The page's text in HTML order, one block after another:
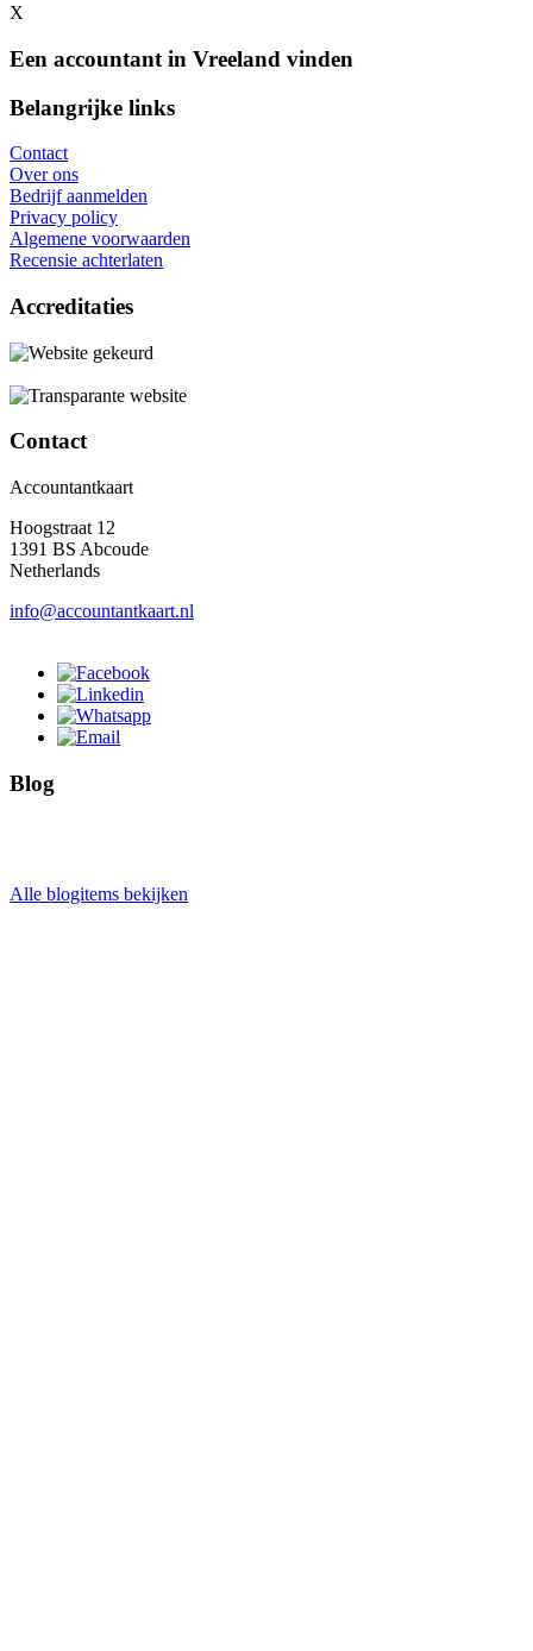
X
Een accountant in Vreeland vinden
Belangrijke links
Contact
Over ons
Bedrijf aanmelden
Privacy policy
Algemene voorwaarden
Recensie achterlaten
Accreditaties
Contact
Accountantkaart
Hoogstraat 12
1391 BS Abcoude
Netherlands
info@accountantkaart.nl
Blog
Alle blogitems bekijken